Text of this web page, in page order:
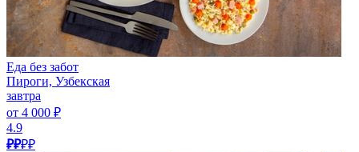
Еда без забот
Пироги, Узбекская
завтра
от 4 000 ₽
4.9
₽₽₽₽